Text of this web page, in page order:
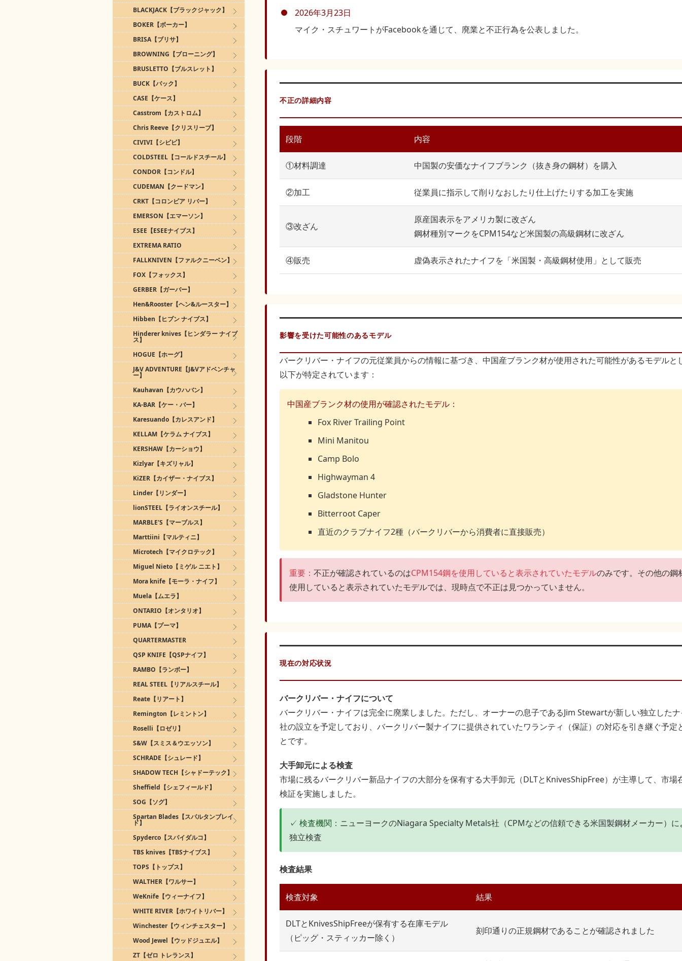
2026年3月23日
マイク・スチュワートがFacebookを通じて、廃業と不正行為を公表しました。
不正の詳細内容
段階 内容
①材料調達 中国製の安価なナイフブランク（抜き身の鋼材）を購入
②加工 従業員に指示して削りなおしたり仕上げたりする加工を実施
③改ざん
原産国表示をアメリカ製に改ざん
鋼材種別マークをCPM154など米国製の高級鋼材に改ざん
④販売 虚偽表示されたナイフを「米国製・高級鋼材使用」として販売
影響を受けた可能性のあるモデル
バークリバー・ナイフの元従業員からの情報に基づき、中国産ブランク材が使用された可能性があるモデルと
以下が特定されています：
中国産ブランク材の使用が確認されたモデル：
Fox River Trailing Point
Mini Manitou
Camp Bolo
Highwayman 4
Gladstone Hunter
Bitterroot Caper
直近のクラブナイフ2種（バークリバーから消費者に直接販売）
重要： 不正が確認されているのはCPM154鋼を使用していると表示されていたモデルのみです。その他の鋼
使用していると表示されていたモデルでは、現時点で不正は見つかっていません。
現在の対応状況
バークリバー・ナイフについて
バークリバー・ナイフは完全に廃業しました。ただし、オーナーの息子であるJim Stewartが新しい独立した
社の設立を予定しており、バークリバー製ナイフに提供されていたワランティ（保証）の対応を引き継ぐ予定
とです。
大手卸元による検査
市場に残るバークリバー新品ナイフの大部分を保有する大手卸元（DLTとKnivesShipFree）が主導して、市場
検証を実施しました。
✓ 検査機関： ニューヨークのNiagara Specialty Metals社（CPMなどの信頼できる米国製鋼材メーカー）に
独立検査
検査結果
検査対象 結果
DLTとKnivesShipFreeが保有する在庫モデル
（ピッグ・スティッカー除く）
刻印通りの正規鋼材であることが確認されました
BLACKJACK【ブラックジャック】
BOKER【ボーカー】
BRISA【ブリサ】
BROWNING【ブローニング】
BRUSLETTO【ブルスレット】
BUCK【バック】
CASE【ケース】
Casstrom【カストロム】
Chris Reeve【クリスリーブ】
CIVIVI【シビビ】
COLDSTEEL【コールドスチール】
CONDOR【コンドル】
CUDEMAN【クードマン】
CRKT【コロンビア リバー】
EMERSON【エマーソン】
ESEE【ESEEナイブス】
EXTREMA RATIO
FALLKNIVEN【ファルクニーベン】
FOX【フォックス】
GERBER【ガーバー】
Hen&Rooster【ヘン&ルースター】
Hibben【ヒブン ナイブス】
Hinderer knives【ヒンダラー ナイブ
ス】
HOGUE【ホーグ】
J&V ADVENTURE【J&Vアドベンチャ
ー】
Kauhavan【カウハバン】
KA-BAR【ケー・バー】
Karesuando【カレスアンド】
KELLAM【ケラム ナイブス】
KERSHAW【カーショウ】
Kizlyar【キズリャル】
KiZER【カイザー・ナイブス】
Linder【リンダー】
lionSTEEL【ライオンスチール】
MARBLE'S【マーブルス】
Marttiini【マルティニ】
Microtech【マイクロテック】
Miguel Nieto【ミゲル ニエト】
Mora knife【モーラ・ナイフ】
Muela【ムエラ】
ONTARIO【オンタリオ】
PUMA【プーマ】
QUARTERMASTER
QSP KNIFE【QSPナイフ】
RAMBO【ランボー】
REAL STEEL【リアルスチール】
Reate【リアート】
Remington【レミントン】
Roselli【ロゼリ】
S&W【スミス＆ウエッソン】
SCHRADE【シュレード】
SHADOW TECH【シャドーテック】
Sheffield【シェフィールド】
SOG【ソグ】
Spartan Blades【スパルタンブレイ
ド】
Spyderco【スパイダルコ】
TBS knives【TBSナイブス】
TOPS【トップス】
WALTHER【ワルサー】
WeKnife【ウィーナイフ】
WHITE RIVER【ホワイトリバー】
Winchester【ウィンチェスター】
Wood Jewel【ウッドジュエル】
ZT【ゼロ トレランス】